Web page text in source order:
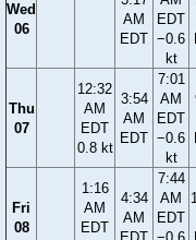
Wed
06
AM
EDT
EDT
−0.6
kt
Thu
07
12:32
AM
EDT
0.8 kt
3:54
AM
EDT
7:01
AM
EDT
−0.6
kt
Fri
08
1:16
AM
EDT
4:34
AM
7:44
AM
EDT